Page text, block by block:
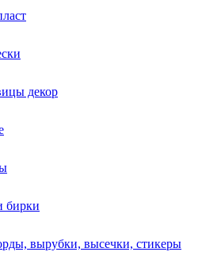
декор
бирки
вырубки, высечки, стикеры